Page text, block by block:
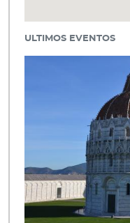
ULTIMOS EVENTOS